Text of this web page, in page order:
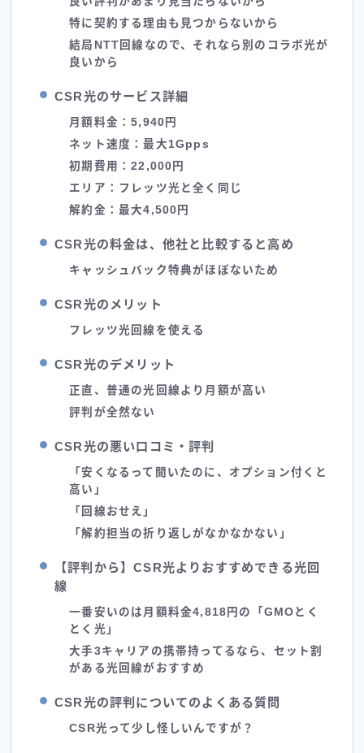
特に契約する理由も見つからないから
結局NTT回線なので、それなら別のコラボ光が
良いから
CSR光のサービス詳細
月額料金：5,940円
ネット速度：最大1Gpps
初期費用：22,000円
エリア：フレッツ光と全く同じ
解約金：最大4,500円
CSR光の料金は、他社と比較すると高め
キャッシュバック特典がほぼないため
CSR光のメリット
フレッツ光回線を使える
CSR光のデメリット
正直、普通の光回線より月額が高い
評判が全然ない
CSR光の悪い口コミ・評判
「安くなるって聞いたのに、オプション付くと
高い」
「回線おせえ」
「解約担当の折り返しがなかなかない」
【評判から】CSR光よりおすすめできる光回
線
一番安いのは月額料金4,818円の「GMOとく
とく光」
大手3キャリアの携帯持ってるなら、セット割
がある光回線がおすすめ
CSR光の評判についてのよくある質問
CSR光って少し怪しいんですが？